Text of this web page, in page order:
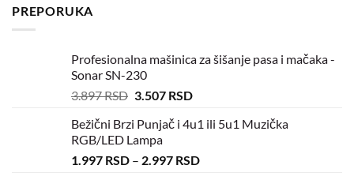
PREPORUKA
Profesionalna mašinica za šišanje pasa i mačaka -
Sonar SN-230
3.897RSD 3.507 RSD
Bežični Brzi Punjač i 4u1 ili 5u1 Muzička
RGB/LED Lampa
1.997 RSD – 2.997 RSD